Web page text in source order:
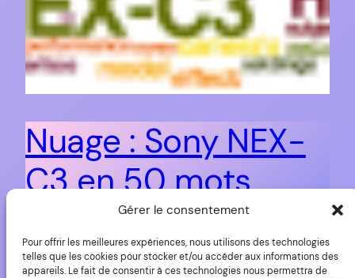
Gérer le consentement
Pour offrir les meilleures expériences, nous utilisons des technologies
telles que les cookies pour stocker et/ou accéder aux informations des
appareils. Le fait de consentir à ces technologies nous permettra de
Nuage : Sony NEX-
C3 en 50 mots
3 juin 2011